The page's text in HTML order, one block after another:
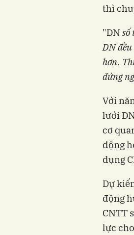
thì
"DN số
DN
hơn.
đứng
Với
lưới
cơ
động
dụng
Dự
động
CNTT
lực